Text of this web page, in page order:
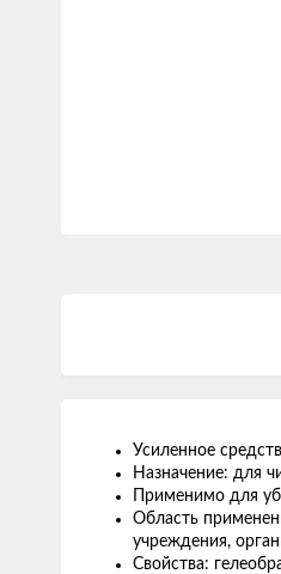
Усиленное
Назначение: для
Применимо для
Область
учреждения,
Свойства: